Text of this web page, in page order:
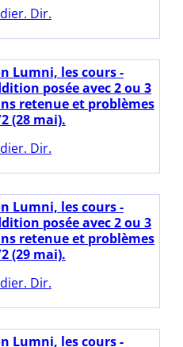
Dir.
Lumni, les cours -
posée avec 2 ou 3
retenue et problèmes
(28 mai).
Dir.
Lumni, les cours -
posée avec 2 ou 3
retenue et problèmes
(29 mai).
Dir.
Lumni, les cours -